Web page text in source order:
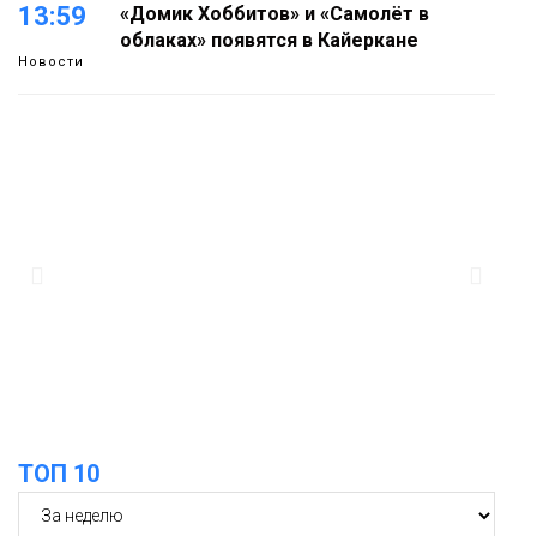
13:59
Новости
«Домик Хоббитов» и «Самолёт в
облаках» появятся в Кайеркане
ТОП 10